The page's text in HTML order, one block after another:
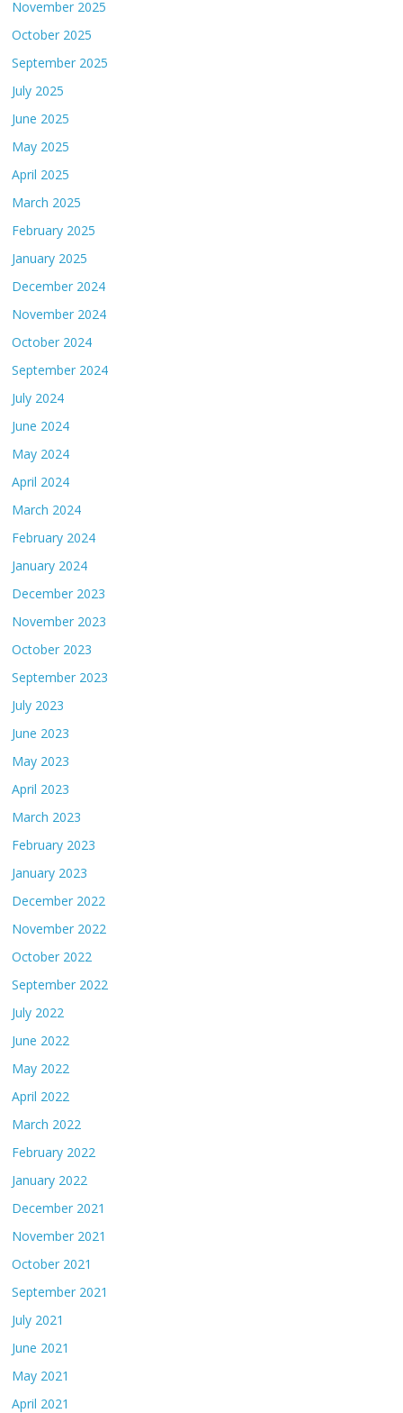
November 2025
October 2025
September 2025
July 2025
June 2025
May 2025
April 2025
March 2025
February 2025
January 2025
December 2024
November 2024
October 2024
September 2024
July 2024
June 2024
May 2024
April 2024
March 2024
February 2024
January 2024
December 2023
November 2023
October 2023
September 2023
July 2023
June 2023
May 2023
April 2023
March 2023
February 2023
January 2023
December 2022
November 2022
October 2022
September 2022
July 2022
June 2022
May 2022
April 2022
March 2022
February 2022
January 2022
December 2021
November 2021
October 2021
September 2021
July 2021
June 2021
May 2021
April 2021